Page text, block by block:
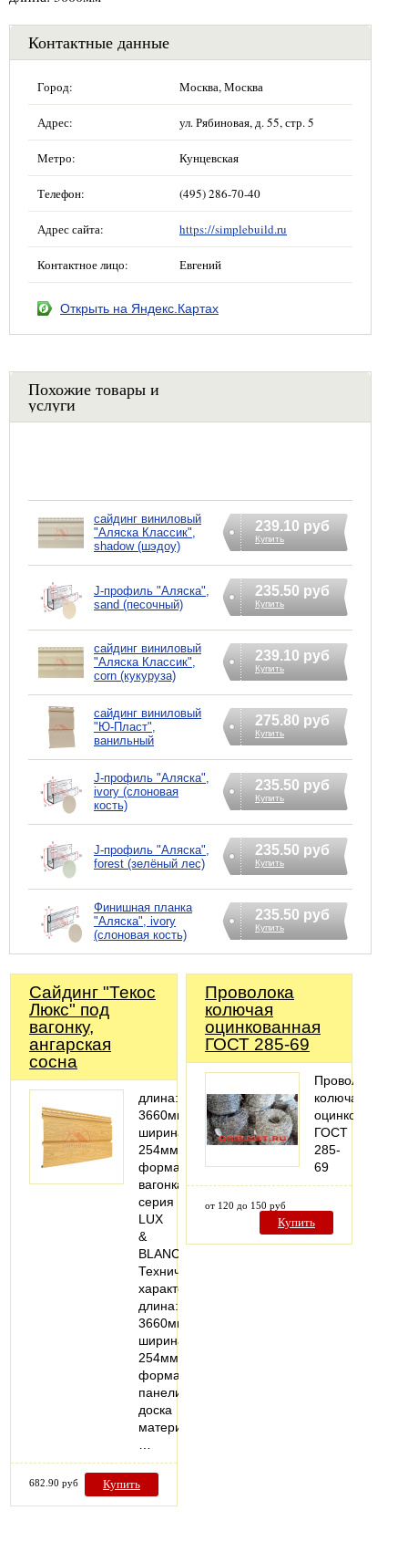
Контактные данные
Город: Москва, Москва
Адрес: ул. Рябиновая, д. 55, стр. 5
Метро: Кунцевская
Телефон: (495) 286-70-40
Адрес сайта: https://simplebuild.ru
Контактное лицо: Евгений
Открыть на Яндекс.Картах
Похожие товары и
услуги
сайдинг виниловый
"Аляска Классик",
shadow (шэдоу)
239.10 руб
Купить
J-профиль "Аляска",
sand (песочный)
235.50 руб
Купить
сайдинг виниловый
"Аляска Классик",
corn (кукуруза)
239.10 руб
Купить
сайдинг виниловый
"Ю-Пласт",
ванильный
275.80 руб
Купить
J-профиль "Аляска",
ivory (слоновая
кость)
235.50 руб
Купить
J-профиль "Аляска",
forest (зелёный лес)
235.50 руб
Купить
Финишная планка
"Аляска", ivory
(слоновая кость)
235.50 руб
Купить
Сайдинг "Текос
Люкс" под
вагонку,
ангарская
сосна
длина:
3660мм;
ширина:
254мм;
форма:
вагонка;
серия
LUX
&
BLANC
Технические
характеристики
длина:
3660мм
ширина:
254мм
форма
панели:
доска
материал:
682.90 руб Купить
Проволока
колючая
оцинкованная
ГОСТ 285-69
Проволока
колючая
оцинкованная
ГОСТ
285-
69
от 120 до 150 руб
Купить